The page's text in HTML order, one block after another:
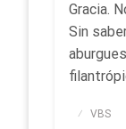
Gracia.
Sin
Publicado
VBS